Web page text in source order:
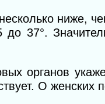
ниже,
до 37°.
органов
О женских